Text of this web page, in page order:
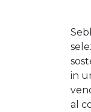
in
al